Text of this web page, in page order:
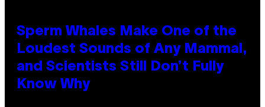
Sperm Whales Make One of the
Loudest Sounds of Any Mammal,
and Scientists Still Don’t Fully
Know Why